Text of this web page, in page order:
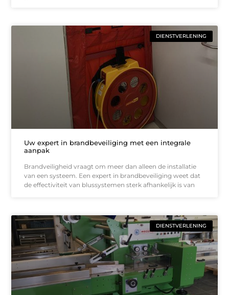
DIENSTVERLENING
Uw expert in brandbeveiliging met een integrale
aanpak
Brandveiligheid vraagt om meer dan alleen de installatie
van een systeem. Een expert in brandbeveiliging weet dat
de effectiviteit van blussystemen sterk afhankelijk is van
DIENSTVERLENING